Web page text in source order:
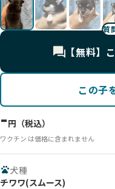
質
【無料】
この子
-円（税込）
ワクチン は価格に含まれません
pets犬種
チワワ(スムース)